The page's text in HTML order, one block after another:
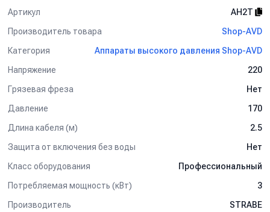
Запас по максимальному давлению для всех элементов АВД
Гарантийное и послегарантийное обслуживание
Надежная и эргономичная конструкция
Комплект поставки:
помпа HAWK NHDP nikel,
блок автоматики SchE Harmony 7,
регулятор давления Tecomec VRT3 total-stop nikel,
манометр Vican,
виброопоры SS20,
кабель питания 2,5 м.
Артикул
AH2T
Производитель товара
Shop-AVD
Категория
Аппараты высокого давления Shop-AVD
Напряжение
220
Грязевая фреза
Нет
Давление
170
Длина кабеля (м)
2.5
Защита от включения без воды
Нет
Класс оборудования
Профессиональный
Потребляемая мощность (кВт)
3
Производитель
STRABE